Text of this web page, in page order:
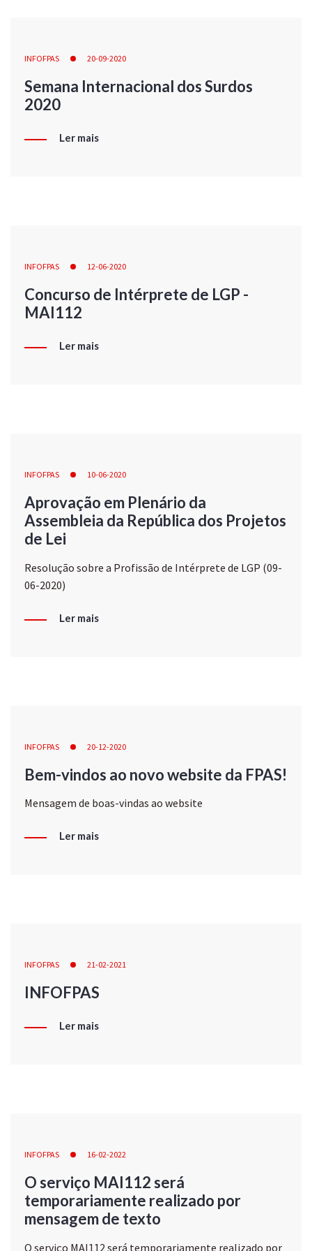
INFOFPAS 20-09-2020
Semana Internacional dos Surdos
2020
Ler mais
INFOFPAS 12-06-2020
Concurso de Intérprete de LGP -
MAI112
Ler mais
INFOFPAS 10-06-2020
Aprovação em Plenário da
Assembleia da República dos Projetos
de Lei
Resolução sobre a Profissão de Intérprete de LGP (09-
06-2020)
Ler mais
INFOFPAS 20-12-2020
Bem-vindos ao novo website da FPAS!
Mensagem de boas-vindas ao website
Ler mais
INFOFPAS 21-02-2021
INFOFPAS
Ler mais
INFOFPAS 16-02-2022
O serviço MAI112 será
temporariamente realizado por
mensagem de texto
O serviço MAI112 será temporariamente realizado por